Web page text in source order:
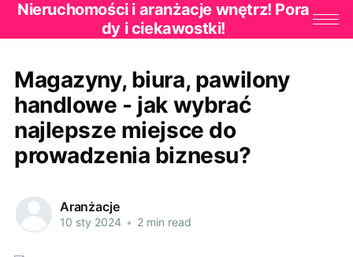
Nieruchomości i aranżacje wnętrz! Pora
dy i ciekawostki!
Magazyny, biura, pawilony
handlowe - jak wybrać
najlepsze miejsce do
prowadzenia biznesu?
Aranżacje
10 sty 2024 • 2 min read